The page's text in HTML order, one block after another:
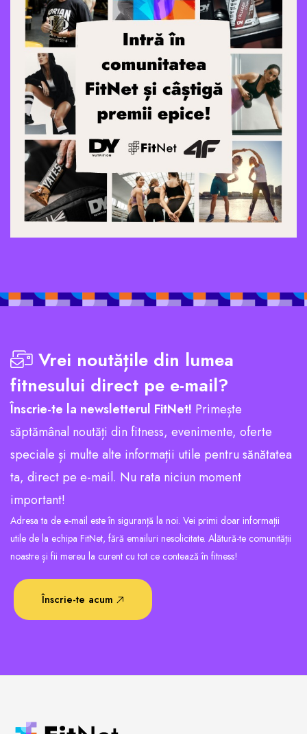
Vrei noutățile din lumea
fitnesului direct pe e-mail?
Înscrie-te la newsletterul FitNet! Primește
săptămânal noutăți din fitness, evenimente, oferte
speciale și multe alte informații utile pentru sănătatea
ta, direct pe e-mail. Nu rata niciun moment
important!
Adresa ta de e-mail este în siguranță la noi. Vei primi doar informații
utile de la echipa FitNet, fără emailuri nesolicitate. Alătură-te comunității
noastre și fii mereu la curent cu tot ce contează în fitness!
Înscrie-te acum